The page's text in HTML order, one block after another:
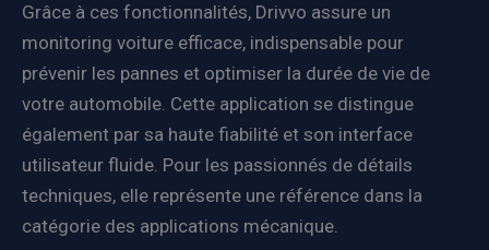
Grâce à ces fonctionnalités, Drivvo assure un
monitoring voiture efficace, indispensable pour
prévenir les pannes et optimiser la durée de vie de
votre automobile. Cette application se distingue
également par sa haute fiabilité et son interface
utilisateur fluide. Pour les passionnés de détails
techniques, elle représente une référence dans la
catégorie des applications mécanique.